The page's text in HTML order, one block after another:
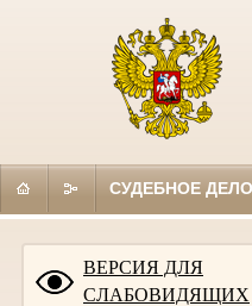
СУДЕБНОЕ
ВЕРСИЯ ДЛЯ
СЛАБОВИДЯЩИХ